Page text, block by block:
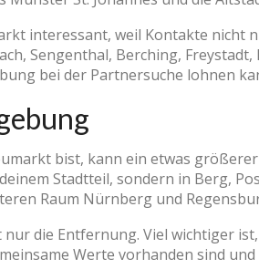
interessant, weil Kontakte nicht
Sengenthal, Berching,
bei der Partnersuche lohnen
bist, kann ein etwas
Stadtteil, sondern in Berg,
Raum Nürnberg und
nur die Entfernung. Viel wichtiger
Werte vorhanden sind